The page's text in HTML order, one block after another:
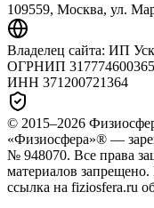
109559, Москва, ул.
Владелец сайта: ИП
ОГРНИП
ИНН 371200721364
© 2015–2026
«Физиосфера»® —
№ 948070. Все права
материалов
ссылка на fiziosfera.ru